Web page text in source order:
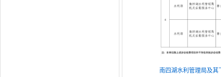
南四湖水利管理局及其